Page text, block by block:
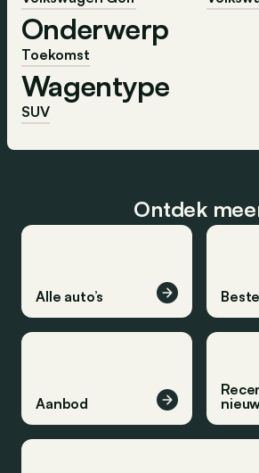
Onderwerp
Toekomst
Wagentype
SUV
Ontdek
Alle auto’s
Aanbod